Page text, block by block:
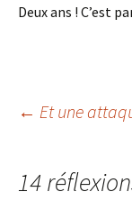
Deux ans ! C’est
des
← Et une
14